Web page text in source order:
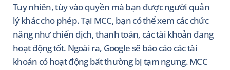
Tuy nhiên, tùy vào quyền mà bạn được người quản
lý khác cho phép. Tại MCC, bạn có thể xem các chức
năng như chiến dịch, thanh toán, các tài khoản đang
hoạt động tốt. Ngoài ra, Google sẽ báo cáo các tài
khoản có hoạt động bất thường bị tạm ngưng. MCC